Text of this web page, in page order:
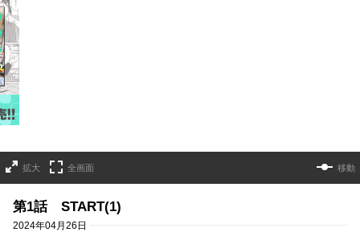
拡大 全画面 移動
第1話 START(1)
2024年04月26日